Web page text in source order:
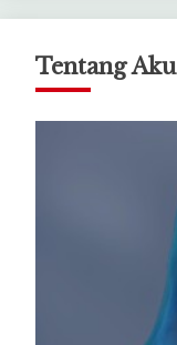
Tentang Aku